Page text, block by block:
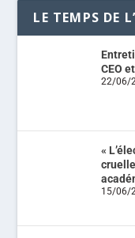
LE TEMPS DE
CEO
22/06/
«
15/06/